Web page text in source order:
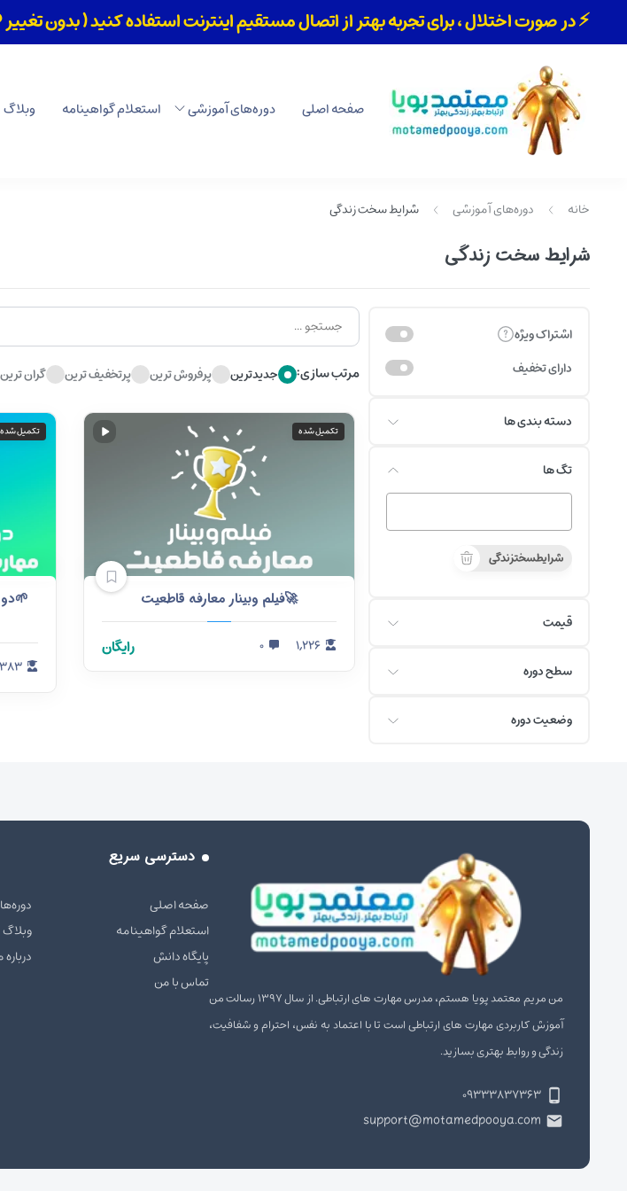
⚡ در صورت اختلال ، برای تجربه بهتر از اتصال مستقیم اینترنت استفاده کنید ( بدون تغییر IP )
صفحه اصلی دوره‌های آموزشی استعلام گواهینامه وبلاگ
خانه دوره‌های آموزشی شرایط سخت زندگی
شرایط سخت زندگی
اشتراک ویژه
دارای تخفیف
دسته بندی ها
تگ ها
شرایطسختزندگی
قیمت
سطح دوره
وضعیت دوره
مرتب سازی: جدیدترین پرفروش ترین پرتخفیف ترین گران ترین
تکمیل شده
🚀فیلم وبینار معارفه قاطعیت
۱,۲۲۶ ۰ رایگان
تکمیل شده
من مریم معتمد پویا هستم، مدرس مهارت‌ های ارتباطی. از سال ۱۳۹۷ رسالت من
آموزش کاربردی مهارت‌ های ارتباطی است تا با اعتماد به نفس، احترام و شفافیت،
زندگی و روابط بهتری بسازید.
۰۹۳۳۳۸۳۷۳۶۳
support@motamedpooya.com
دسترسی سریع
صفحه اصلی
استعلام گواهینامه
وبلاگ
پایگاه دانش
تماس با من